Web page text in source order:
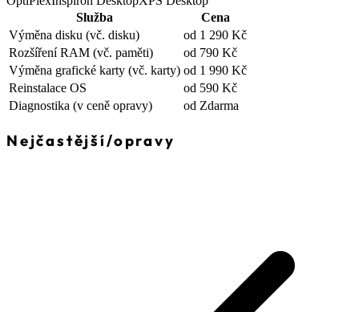
Služba
Cena
Výměna disku (vč. disku)
od 1 290 Kč
Rozšíření RAM (vč. paměti)
od 790 Kč
Výměna grafické karty (vč. karty) od 1 990 Kč
Reinstalace OS
od 590 Kč
Diagnostika (v ceně opravy) od Zdarma
Nejčastější/opravy